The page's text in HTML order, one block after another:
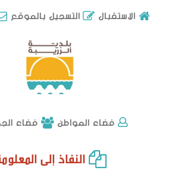
الاستقبال التسجيل بالموقع
فضاء المواطن